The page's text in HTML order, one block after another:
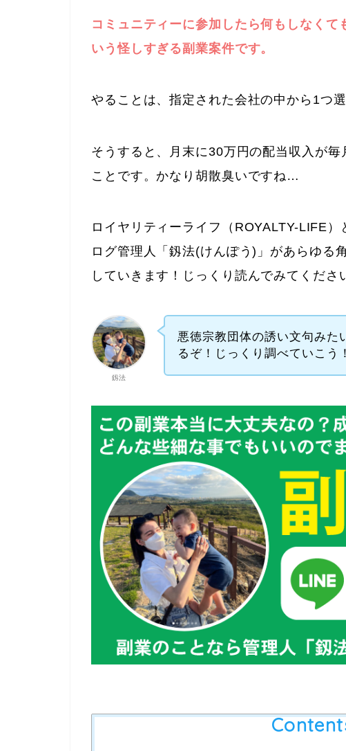
コミュニティーに参加したら何もしなく
いう怪しすぎる副業案件です。
やることは、指定された会社の中から1つ
そうすると、月末に30万円の配当収入が
ことです。かなり胡散臭いですね…
ロイヤリティーライフ（ROYALTY-LIFE
ログ管理人「釼法(けんぽう)」があらゆる
していきます！じっくり読んでみてくださ
釼法
悪徳宗教団体の誘い文句みた
るぞ！じっくり調べていこう！